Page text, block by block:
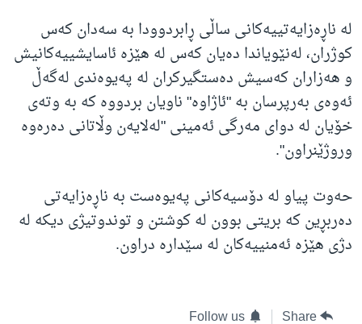
لە ناڕەزایەتییەکانی ساڵی ڕابردوودا بە سەدان کەس
کوژران، لەنێویاندا دەیان کەس لە هێزە ئاسایشییەکانیش
و هەزاران کەسیش دەستگیرکران لە پەیوەندی لەگەڵ
ئەوەی بەرپرسان بە "ئاژاوە" ناویان بردووە کە بە وتەی
خۆیان لە دوای مەرگی ئەمینی "لەلایەن وڵاتانی دەرەوە
وروژێنراون".
حەوت پیاو لە دۆسیەکانی پەیوەست بە ناڕەزایەتی
دەربڕین کە بریتی بوون لە کوشتن و توندوتیژی دیکە لە
دژی هێزە ئەمنییەکان لە سێدارە دراون.
Share
Follow us